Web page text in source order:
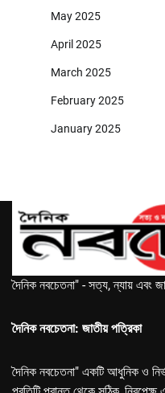
May 2025
April 2025
March 2025
February 2025
January 2025
দৈনিক নবচেতনা" - সত্য, ন্যায় এবং
দৈনিক নবচেতনা: জাতীয় পত্রিকা
দৈনিক নবচেতনা" একটি আধুনিক ও